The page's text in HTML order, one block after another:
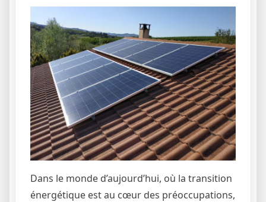
Dans le monde d’aujourd’hui, où la transition
énergétique est au cœur des préoccupations,